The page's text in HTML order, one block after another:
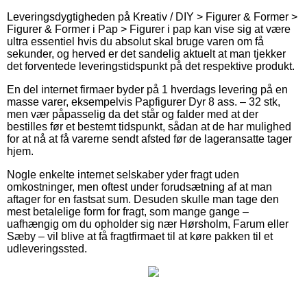
Leveringsdygtigheden på Kreativ / DIY > Figurer & Former >
Figurer & Former i Pap > Figurer i pap kan vise sig at være
ultra essentiel hvis du absolut skal bruge varen om få
sekunder, og herved er det sandelig aktuelt at man tjekker
det forventede leveringstidspunkt på det respektive produkt.
En del internet firmaer byder på 1 hverdags levering på en
masse varer, eksempelvis Papfigurer Dyr 8 ass. – 32 stk,
men vær påpasselig da det står og falder med at der
bestilles før et bestemt tidspunkt, sådan at de har mulighed
for at nå at få varerne sendt afsted før de lageransatte tager
hjem.
Nogle enkelte internet selskaber yder fragt uden
omkostninger, men oftest under forudsætning af at man
aftager for en fastsat sum. Desuden skulle man tage den
mest betalelige form for fragt, som mange gange –
uafhængig om du opholder sig nær Hørsholm, Farum eller
Sæby – vil blive at få fragtfirmaet til at køre pakken til et
udleveringssted.